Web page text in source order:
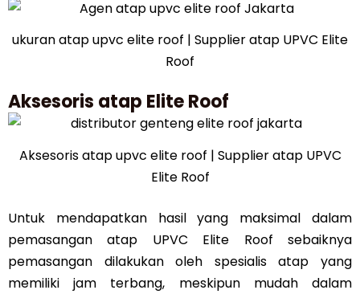
ukuran atap upvc elite roof | Supplier atap UPVC Elite
Roof
Aksesoris atap Elite Roof
Aksesoris atap upvc elite roof | Supplier atap UPVC
Elite Roof
Untuk mendapatkan hasil yang maksimal dalam
pemasangan atap UPVC Elite Roof sebaiknya
pemasangan dilakukan oleh spesialis atap yang
memiliki jam terbang, meskipun mudah dalam